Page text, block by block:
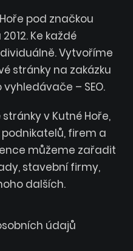
pod značkou
Ke každé
Vytvoříme
stránky na zakázku
– SEO.
v Kutné Hoře,
firem a
můžeme zařadit
stavební firmy,
dalších.
údajů